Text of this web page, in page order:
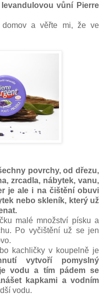
vůní Pierre
a věřte mi, že ve
povrchy, od dřezu,
zrcadla, nábytek, vanu,
je ale i na čištění obuvi
nebo skleník, který už
malé množství písku a
Po vyčištění už se jen
kachličky v koupelně je
vytvoří pomyslný
vodu a tím pádem se
kapkami a vodním
vodu.